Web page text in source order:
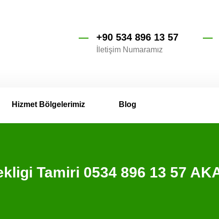
+90 534 896 13 57
İletişim Numaramız
Hizmet Bölgelerimiz Blog
Tamiri 0534 896 13 57